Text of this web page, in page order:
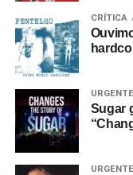
CRÍTICA
URGENTE
Sugar
URGENTE